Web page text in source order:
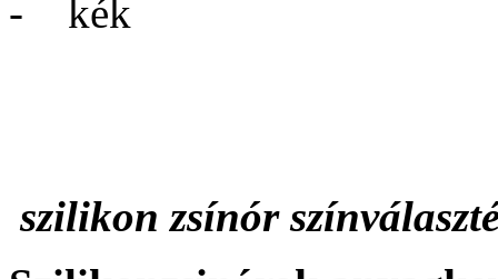
- kék
szilikon zsínór